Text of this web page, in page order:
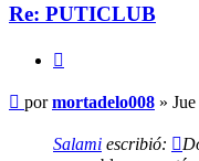
Re: PUTICLUB
Mensaje
pormortadelo008 »
Salami escribió: